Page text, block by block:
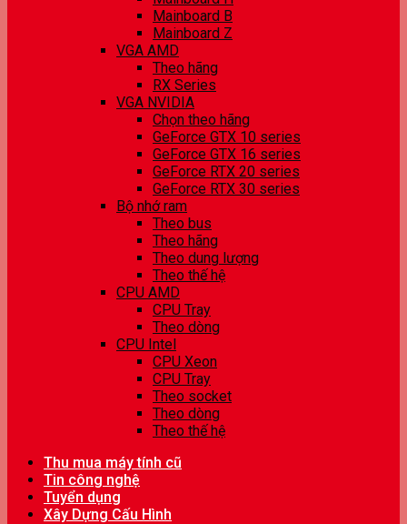
Mainboard B
Mainboard Z
VGA AMD
Theo hãng
RX Series
VGA NVIDIA
Chọn theo hãng
GeForce GTX 10 series
GeForce GTX 16 series
GeForce RTX 20 series
GeForce RTX 30 series
Bộ nhớ ram
Theo bus
Theo hãng
Theo dung lượng
Theo thế hệ
CPU AMD
CPU Tray
Theo dòng
CPU Intel
CPU Xeon
CPU Tray
Theo socket
Theo dòng
Theo thế hệ
Thu mua máy tính cũ
Tin công nghệ
Tuyển dụng
Xây Dựng Cấu Hình